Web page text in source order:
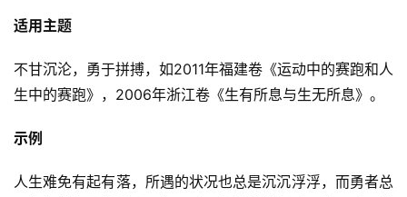
适用主题
不甘沉沦，勇于拼搏，如2011年福建卷《运动中的赛跑和人
生中的赛跑》，2006年浙江卷《生有所息与生无所息》。
示例
人生难免有起有落，所遇的状况也总是沉沉浮浮，而勇者总